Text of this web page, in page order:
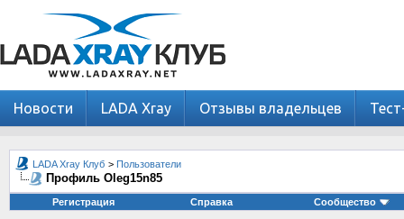
Новости LADA Xray Отзывы владельцев
LADA Xray Клуб > Пользователи
Профиль Oleg15n85
Регистрация Справка Сообщество